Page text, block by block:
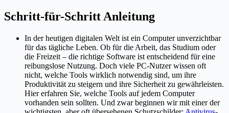
Schritt-für-Schritt Anleitung
In der heutigen digitalen Welt ist ein Computer unverzichtbar
für das tägliche Leben. Ob für die Arbeit, das Studium oder
die Freizeit – die richtige Software ist entscheidend für eine
reibungslose Nutzung. Doch viele PC-Nutzer wissen oft
nicht, welche Tools wirklich notwendig sind, um ihre
Produktivität zu steigern und ihre Sicherheit zu gewährleisten.
Hier erfahren Sie, welche Tools auf jedem Computer
vorhanden sein sollten. Und zwar beginnen wir mit einer der